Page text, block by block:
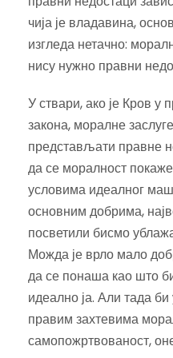
чија је владавина,
изгледа нетачно:
нису нужно правни
У ствари, ако је Кров у
закона, моралне
представљати правне
да се моралност
условима идеалног
основним добрима,
посветили бисмо
Можда је врло мало
да се понаша као што
идеално ја. Али тада
правим захтевима
самопожртвованост,